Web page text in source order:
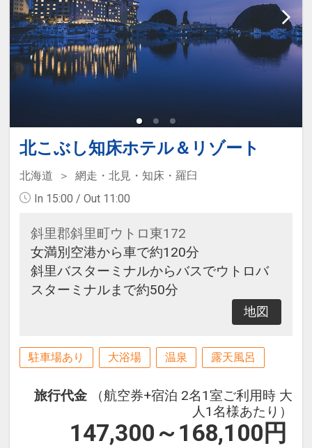
北こぶし知床ホテル＆リゾート
北海道
網走・北見・知床・羅臼
In 15:00 / Out 11:00
斜里郡斜里町ウトロ東172
女満別空港から車で約120分
斜里バスターミナルからバスでウトロバ
スターミナルまで約50分
地図
駐車場あり 大浴場 温泉 露天風呂
旅行代金
（航空券+宿泊 2名1室ご利用時 大
人1名様あたり）
147,300～168,100 円